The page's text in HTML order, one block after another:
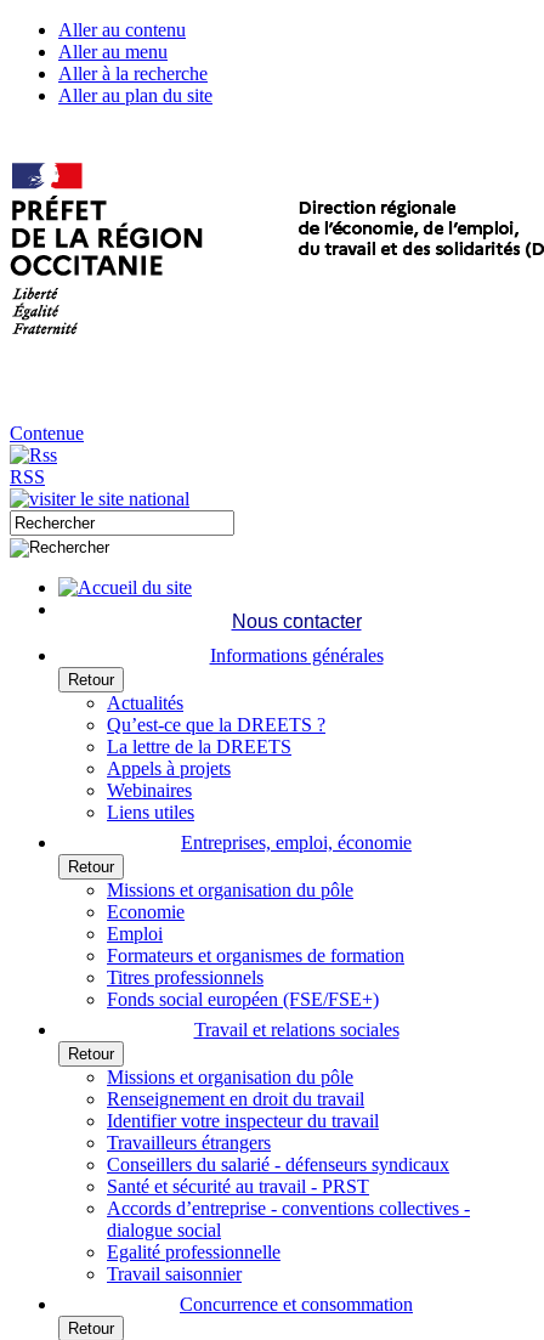
Aller au contenu
Aller au menu
Aller à la recherche
Aller au plan du site
Contenue
RSS
Nous contacter
Informations générales
Retour
Actualités
Qu’est-ce que la DREETS ?
La lettre de la DREETS
Appels à projets
Webinaires
Liens utiles
Entreprises, emploi, économie
Retour
Missions et organisation du pôle
Economie
Emploi
Formateurs et organismes de formation
Titres professionnels
Fonds social européen (FSE/FSE+)
Travail et relations sociales
Retour
Missions et organisation du pôle
Renseignement en droit du travail
Identifier votre inspecteur du travail
Travailleurs étrangers
Conseillers du salarié - défenseurs syndicaux
Santé et sécurité au travail - PRST
Accords d’entreprise - conventions collectives -
dialogue social
Egalité professionnelle
Travail saisonnier
Concurrence et consommation
Retour